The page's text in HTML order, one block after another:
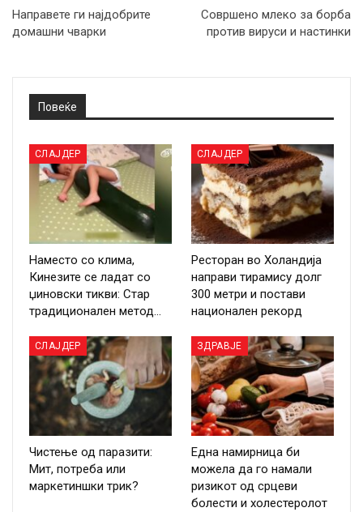
Направете ги најдобрите
домашни чварки
Совршено млеко за борба
против вируси и настинки
Повеќе
СЛАЈДЕР
Наместо со клима,
Кинезите се ладат со
џиновски тикви: Стар
традиционален метод…
СЛАЈДЕР
Ресторан во Холандија
направи тирамису долг
300 метри и постави
национален рекорд
СЛАЈДЕР
Чистење од паразити:
Мит, потреба или
маркетиншки трик?
ЗДРАВЈЕ
Една намирница би
можела да го намали
ризикот од срцеви
болести и холестеролот